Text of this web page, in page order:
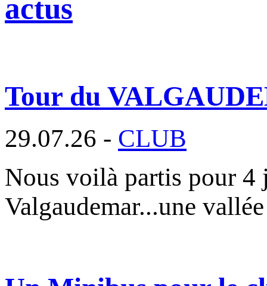
actus
Tour du
29.07.26 - CLUB
Nous voilà partis pour 4
Valgaudemar...une